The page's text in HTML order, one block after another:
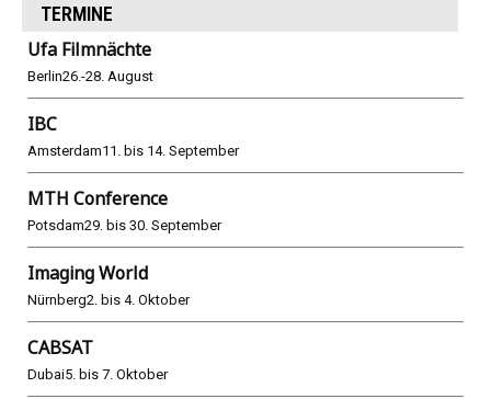
TERMINE
Ufa Filmnächte
Berlin26.-28. August
IBC
Amsterdam11. bis 14. September
MTH Conference
Potsdam29. bis 30. September
Imaging World
Nürnberg2. bis 4. Oktober
CABSAT
Dubai5. bis 7. Oktober